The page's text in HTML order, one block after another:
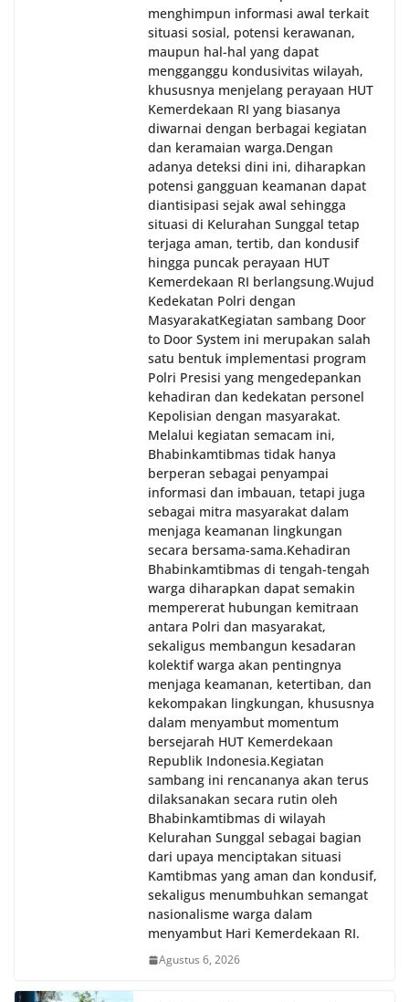
menghimpun informasi awal terkait
situasi sosial, potensi kerawanan,
maupun hal-hal yang dapat
mengganggu kondusivitas wilayah,
khususnya menjelang perayaan HUT
Kemerdekaan RI yang biasanya
diwarnai dengan berbagai kegiatan
dan keramaian warga.‎‎Dengan
adanya deteksi dini ini, diharapkan
potensi gangguan keamanan dapat
diantisipasi sejak awal sehingga
situasi di Kelurahan Sunggal tetap
terjaga aman, tertib, dan kondusif
hingga puncak perayaan HUT
Kemerdekaan RI berlangsung.‎‎Wujud
Kedekatan Polri dengan
Masyarakat‎Kegiatan sambang Door
to Door System ini merupakan salah
satu bentuk implementasi program
Polri Presisi yang mengedepankan
kehadiran dan kedekatan personel
Kepolisian dengan masyarakat.
Melalui kegiatan semacam ini,
Bhabinkamtibmas tidak hanya
berperan sebagai penyampai
informasi dan imbauan, tetapi juga
sebagai mitra masyarakat dalam
menjaga keamanan lingkungan
secara bersama-sama.‎‎Kehadiran
Bhabinkamtibmas di tengah-tengah
warga diharapkan dapat semakin
mempererat hubungan kemitraan
antara Polri dan masyarakat,
sekaligus membangun kesadaran
kolektif warga akan pentingnya
menjaga keamanan, ketertiban, dan
kekompakan lingkungan, khususnya
dalam menyambut momentum
bersejarah HUT Kemerdekaan
Republik Indonesia.‎Kegiatan
sambang ini rencananya akan terus
dilaksanakan secara rutin oleh
Bhabinkamtibmas di wilayah
Kelurahan Sunggal sebagai bagian
dari upaya menciptakan situasi
Kamtibmas yang aman dan kondusif,
sekaligus menumbuhkan semangat
nasionalisme warga dalam
menyambut Hari Kemerdekaan RI.
Agustus 6, 2026